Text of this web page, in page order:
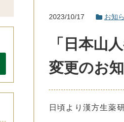
2023/10/17 お知
「日本山
変更のお
日頃より漢方生薬